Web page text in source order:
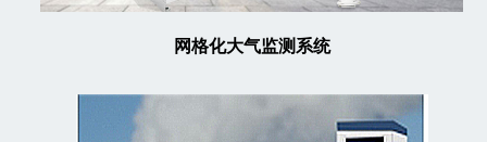
网格化大气监测系统